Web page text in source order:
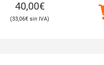
40,00€
33,06€